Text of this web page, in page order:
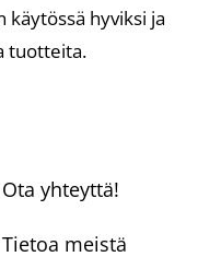
käytössä hyviksi ja
tuotteita.
Ota yhteyttä!
Tietoa meistä